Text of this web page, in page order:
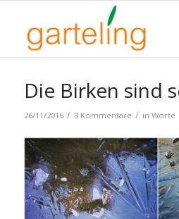
Die Birken sind
26/11/2016 / 3 Kommentare / in Worte